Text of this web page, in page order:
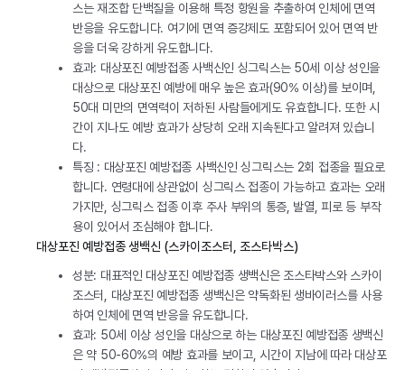
스는 재조합 단백질을 이용해 특정 항원을 추출하여 인체에 면역
반응을 유도합니다. 여기에 면역 증강제도 포함되어 있어 면역 반
응을 더욱 강하게 유도합니다.
효과: 대상포진 예방접종 사백신인 싱그릭스는 50세 이상 성인을
대상으로 대상포진 예방에 매우 높은 효과(90% 이상)를 보이며,
50대 미만의 면역력이 저하된 사람들에게도 유효합니다. 또한 시
간이 지나도 예방 효과가 상당히 오래 지속된다고 알려져 있습니
다.
특징 : 대상포진 예방접종 사백신인 싱그릭스는 2회 접종을 필요로
합니다. 연령대에 상관없이 싱그릭스 접종이 가능하고 효과는 오래
가지만, 싱그릭스 접종 이후 주사 부위의 통증, 발열, 피로 등 부작
용이 있어서 조심해야 합니다.
대상포진 예방접종 생백신 (스카이조스터, 조스타박스)
성분: 대표적인 대상포진 예방접종 생백신은 조스타박스와 스카이
조스터, 대상포진 예방접종 생백신은 약독화된 생바이러스를 사용
하여 인체에 면역 반응을 유도합니다.
효과: 50세 이상 성인을 대상으로 하는 대상포진 예방접종 생백신
은 약 50-60%의 예방 효과를 보이고, 시간이 지남에 따라 대상포